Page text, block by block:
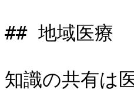
## 地域医療
知識の共有は